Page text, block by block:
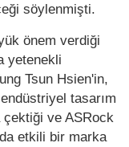
söylenmişti.
önem verdiği
yetenekli
Tsun Hsien'in,
tasarım
çektiği ve ASRock
etkili bir marka